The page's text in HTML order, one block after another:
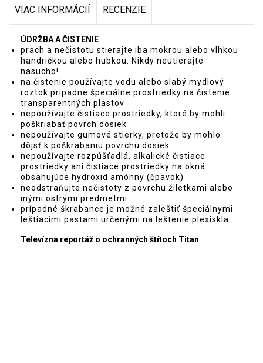
VIAC INFORMÁCIÍ RECENZIE
ÚDRŽBA A ČISTENIE
prach a nečistotu stierajte iba mokrou alebo vlhkou
handričkou alebo hubkou. Nikdy neutierajte
nasucho!
na čistenie používajte vodu alebo slabý mydlový
roztok prípadne špeciálne prostriedky na čistenie
transparentných plastov
nepoužívajte čistiace prostriedky, ktoré by mohli
poškriabať povrch dosiek
nepoužívajte gumové stierky, pretože by mohlo
dôjsť k poškrabaniu povrchu dosiek
nepoužívajte rozpúšťadlá, alkalické čistiace
prostriedky ani čistiace prostriedky na okná
obsahujúce hydroxid amónny (čpavok)
neodstraňujte nečistoty z povrchu žiletkami alebo
inými ostrými predmetmi
prípadné škrabance je možné zaleštiť špeciálnymi
leštiacimi pastami určenými na leštenie plexiskla
Televízna reportáž o ochranných štítoch Titan